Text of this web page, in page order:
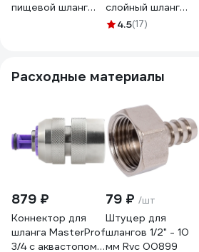
пищевой шланг
слойный шланг
USP 3/4"x20 м
4.5(17)
Расходные материалы
879 ₽
Коннектор для
шланга MasterProf
3/4 с аквастопом
79 ₽ /шт
Штуцер для
шлангов 1/2" - 10
мм Rvc 00899